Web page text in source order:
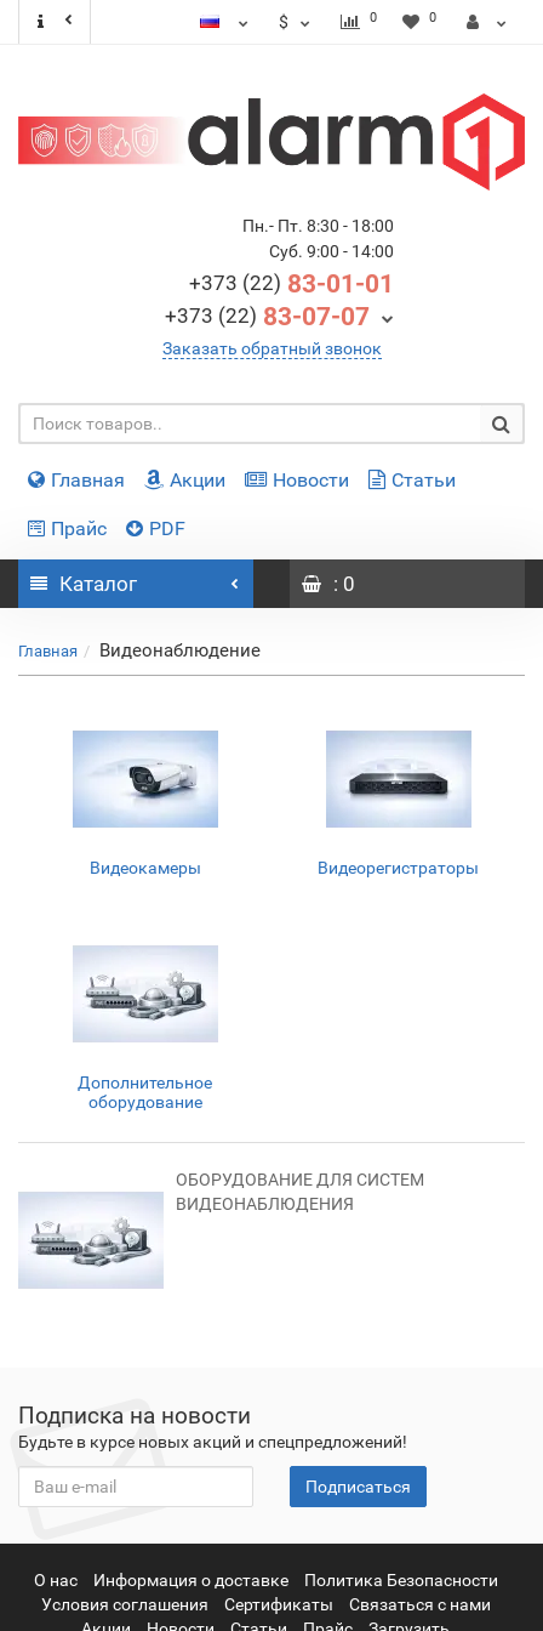
$ 0 0
Пн.- Пт. 8:30 - 18:00
Суб. 9:00 - 14:00
+373 (22) 83-01-01
+373 (22) 83-07-07
Заказать обратный звонок
Главная Акции Новости Статьи
Прайс PDF
Каталог : 0
Главная Видеонаблюдение
Видеокамеры Видеорегистраторы
Дополнительное
оборудование
ОБОРУДОВАНИЕ ДЛЯ СИСТЕМ
ВИДЕОНАБЛЮДЕНИЯ
Подписка на новости
Будьте в курсе новых акций и спецпредложений!
Подписаться
О нас Информация о доставке
Политика Безопасности
Условия соглашения
Сертификаты
Связаться с нами